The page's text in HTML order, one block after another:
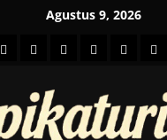
Agustus 9, 2026
HOMEBeritahot
Business